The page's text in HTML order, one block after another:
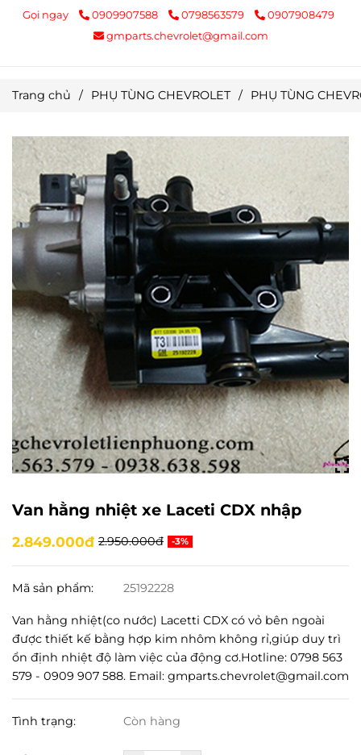
Gọi ngay 0909907588 0798563579
0907908479
gmparts.chevrolet@gmail.com
Trang chủ / PHỤ TÙNG CHEVROLET / PHỤ TÙNG
Van hằng nhiệt xe Laceti CDX nhập
2.849.000đ 2.950.000đ -3%
Mã sản phẩm: 25192228
Van hằng nhiệt(co nước) Lacetti CDX có vỏ bên ngoài
được thiết kế bằng hợp kim nhôm không rỉ,giúp duy trì
ổn định nhiệt độ làm việc của động cơ.Hotline: 0798 563
579 - 0909 907 588. Email: gmparts.chevrolet@gmail.com
Tình trạng: Còn hàng